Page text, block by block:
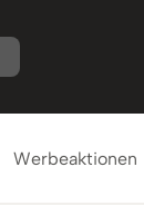
Werbeaktionen